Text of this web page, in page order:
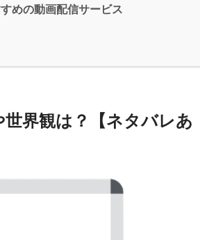
めの動画配信サービス
界観は？【ネタバレあ